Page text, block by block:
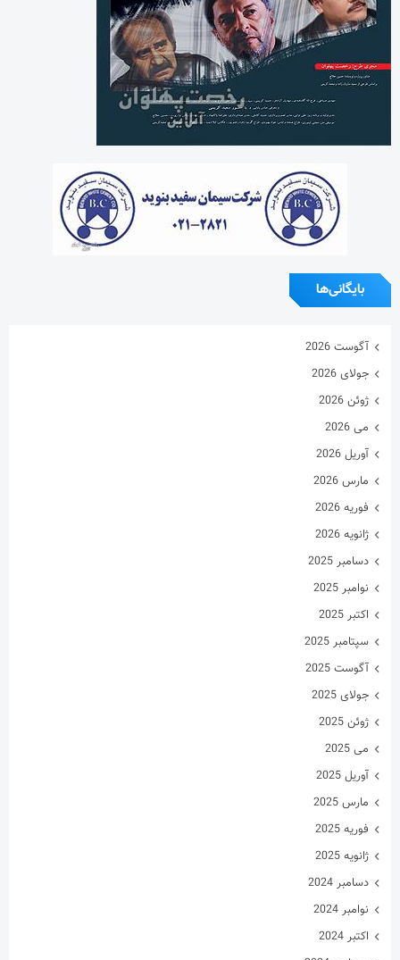
بایگانی‌ها
آگوست 2026
ژوئن 2026
می 2026
آوریل 2026
مارس 2026
فوریه 2026
ژانویه 2026
دسامبر 2025
نوامبر 2025
اکتبر 2025
سپتامبر 2025
آگوست 2025
جولای 2025
ژوئن 2025
آوریل 2025
مارس 2025
فوریه 2025
ژانویه 2025
دسامبر 2024
نوامبر 2024
اکتبر 2024
سپتامبر 2024
آگوست 2024
جولای 2024
ژوئن 2024